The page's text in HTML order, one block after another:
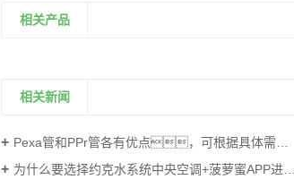
相关产品
相关新闻
Pexa管和PPr管各有优点，可根据具体需要选择
为什么要选择约克水系统中央空调+菠萝蜜APP进入官网视频二联供？